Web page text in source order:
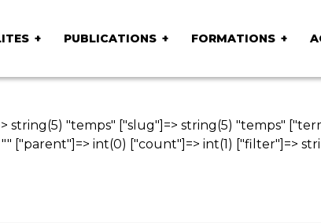
PUBLICATIONS FORMATIONS
string(5) "temps" ["slug"]=> string(5) "temps"
["parent"]=> int(0) ["count"]=> int(1) ["filter"]=>